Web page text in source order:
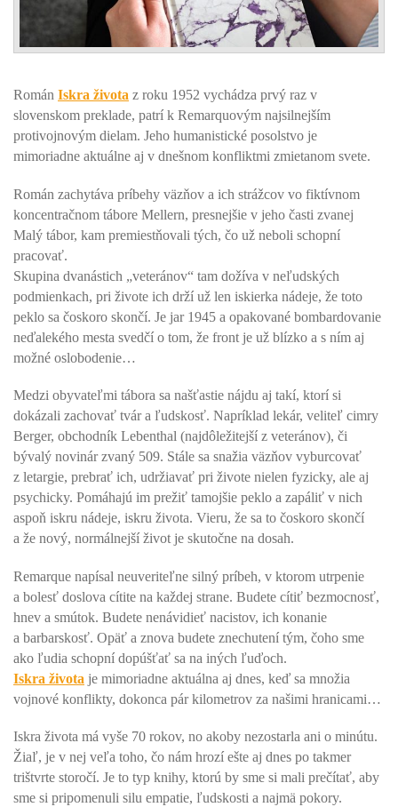
Román Iskra života z roku 1952 vychádza prvý raz v
slovenskom preklade, patrí k Remarquovým najsilnejším
protivojnovým dielam. Jeho humanistické posolstvo je
mimoriadne aktuálne aj v dnešnom konfliktmi zmietanom svete.
Román zachytáva príbehy väzňov a ich strážcov vo fiktívnom
koncentračnom tábore Mellern, presnejšie v jeho časti zvanej
Malý tábor, kam premiestňovali tých, čo už neboli schopní
pracovať.
Skupina dvanástich „veteránov“ tam dožíva v neľudských
podmienkach, pri živote ich drží už len iskierka nádeje, že toto
peklo sa čoskoro skončí. Je jar 1945 a opakované bombardovanie
neďalekého mesta svedčí o tom, že front je už blízko a s ním aj
možné oslobodenie…
Medzi obyvateľmi tábora sa našťastie nájdu aj takí, ktorí si
dokázali zachovať tvár a ľudskosť. Napríklad lekár, veliteľ cimry
Berger, obchodník Lebenthal (najdôležitejší z veteránov), či
bývalý novinár zvaný 509. Stále sa snažia väzňov vyburcovať
z letargie, prebrať ich, udržiavať pri živote nielen fyzicky, ale aj
psychicky. Pomáhajú im prežiť tamojšie peklo a zapáliť v nich
aspoň iskru nádeje, iskru života. Vieru, že sa to čoskoro skončí
a že nový, normálnejší život je skutočne na dosah.
Remarque napísal neuveriteľne silný príbeh, v ktorom utrpenie
a bolesť doslova cítite na každej strane. Budete cítiť bezmocnosť,
hnev a smútok. Budete nenávidieť nacistov, ich konanie
a barbarskosť. Opäť a znova budete znechutení tým, čoho sme
ako ľudia schopní dopúšťať sa na iných ľuďoch.
Iskra života je mimoriadne aktuálna aj dnes, keď sa množia
vojnové konflikty, dokonca pár kilometrov za našimi hranicami…
Iskra života má vyše 70 rokov, no akoby nezostarla ani o minútu.
Žiaľ, je v nej veľa toho, čo nám hrozí ešte aj dnes po takmer
trištvrte storočí. Je to typ knihy, ktorú by sme si mali prečítať, aby
sme si pripomenuli silu empatie, ľudskosti a najmä pokory.